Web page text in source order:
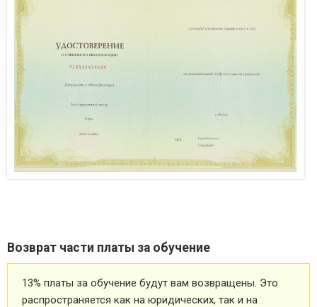
Возврат части платы за обучение
13% платы за обучение будут вам возвращены. Это
распространяется как на юридических, так и на